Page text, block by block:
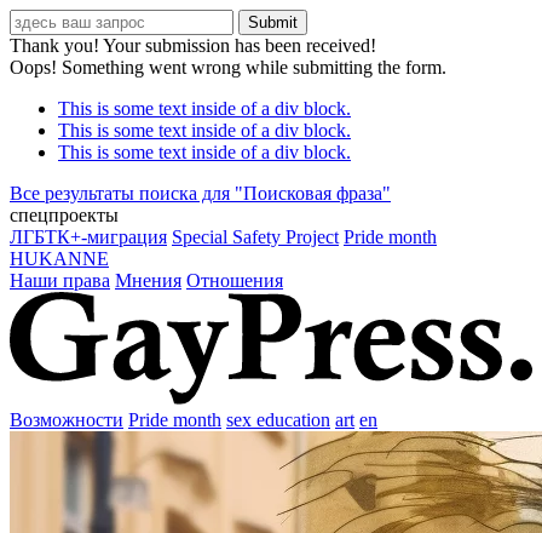
Thank you! Your submission has been received!
Oops! Something went wrong while submitting the form.
This is some text inside of a div block.
This is some text inside of a div block.
This is some text inside of a div block.
Все результаты поиска для "Поисковая фраза"
спецпроекты
ЛГБТК+-миграция Special Safety Project Pride month
HUKANNE
Наши права Мнения Отношения
Возможности Pride month sex education art en